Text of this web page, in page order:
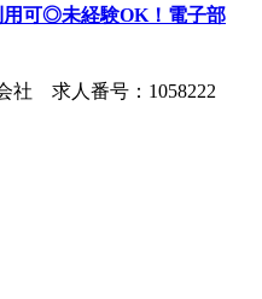
用可◎未経験OK！電子部
社 求人番号：1058222